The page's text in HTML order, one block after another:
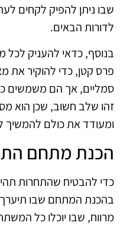
שבו ניתן להפיק לקחים
לדורות הבאים.
בנוסף, כדאי להעניק
פרס קטן, כדי להוקיר את
סמליים, אך הם משמשים
זהו שלב חשוב, שכן הוא
ומעודד את כולם להמשיך
הכנת מתחם
כדי להבטיח שהתחרות
בהכנת המתחם שבו
מרווח, שבו יוכלו כל